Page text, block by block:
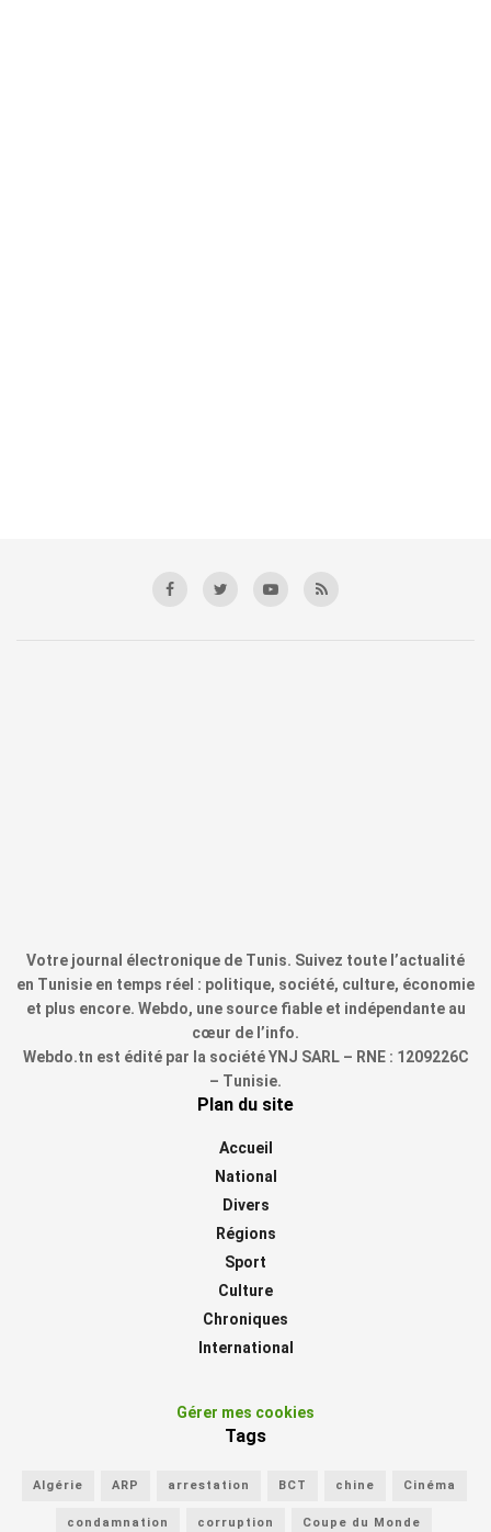
Votre journal électronique de Tunis. Suivez toute l’actualité
en Tunisie en temps réel : politique, société, culture, économie
et plus encore. Webdo, une source fiable et indépendante au
cœur de l’info.
Webdo.tn est édité par la société YNJ SARL – RNE : 1209226C
– Tunisie.
Plan du site
Accueil
National
Divers
Régions
Sport
Culture
Chroniques
International
Gérer mes cookies
Tags
Algérie ARP arrestation BCT chine Cinéma
condamnation corruption Coupe du Monde